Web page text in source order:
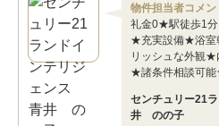
物件担当者コメン
礼金0★駅徒歩1
★充実設備★浴室
リッシュな外観
★諸条件相談可
センチュリー21
井 のの子